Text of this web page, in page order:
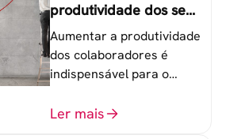
produtividade dos seus
colaboradores
Aumentar a produtividade
dos colaboradores é
indispensável para o
equipe de trabalho. 6
Ler mais